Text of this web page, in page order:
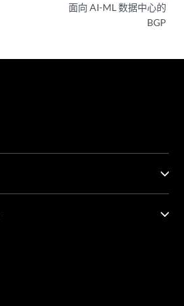
面向 AI-ML 数据中心的
BGP